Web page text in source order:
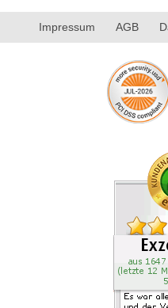
Impressum AGB